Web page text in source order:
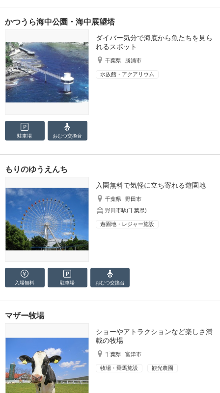
かつうら海中公園・海中展望塔
ダイバー気分で海底から魚たちを見ら
れるスポット
千葉県 勝浦市
水族館・アクアリウム
駐車場 おむつ交換台
もりのゆうえんち
入園無料で気軽に立ち寄れる遊園地
千葉県
野田市
野田市駅(千葉県)
遊園地・レジャー施設
入場無料 駐車場 おむつ交換台
マザー牧場
ショーやアトラクションなど楽しさ満
載の牧場
千葉県 富津市
牧場・乗馬施設 観光農園